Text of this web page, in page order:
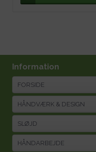
Information
FORSIDE
HÅNDVÆRK & DESIGN
SLØJD
HÅNDARBEJDE